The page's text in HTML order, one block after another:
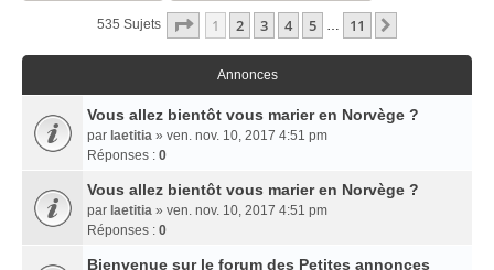
535 Sujets Page 1Sur
1 2 3 4 5 … 11
Annonces
Vous allez bientôt vous marier en Norvège ?
par laetitia » ven. nov. 10, 2017 4:51 pm
Réponses : 0
Vous allez bientôt vous marier en Norvège ?
par laetitia » ven. nov. 10, 2017 4:51 pm
Réponses : 0
Bienvenue sur le forum des Petites annonces